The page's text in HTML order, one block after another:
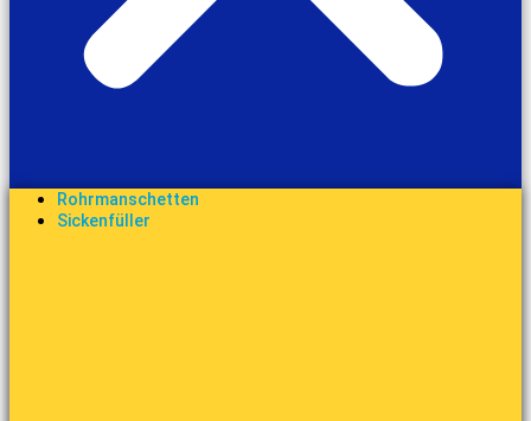
Rohrmanschetten
Sickenfüller